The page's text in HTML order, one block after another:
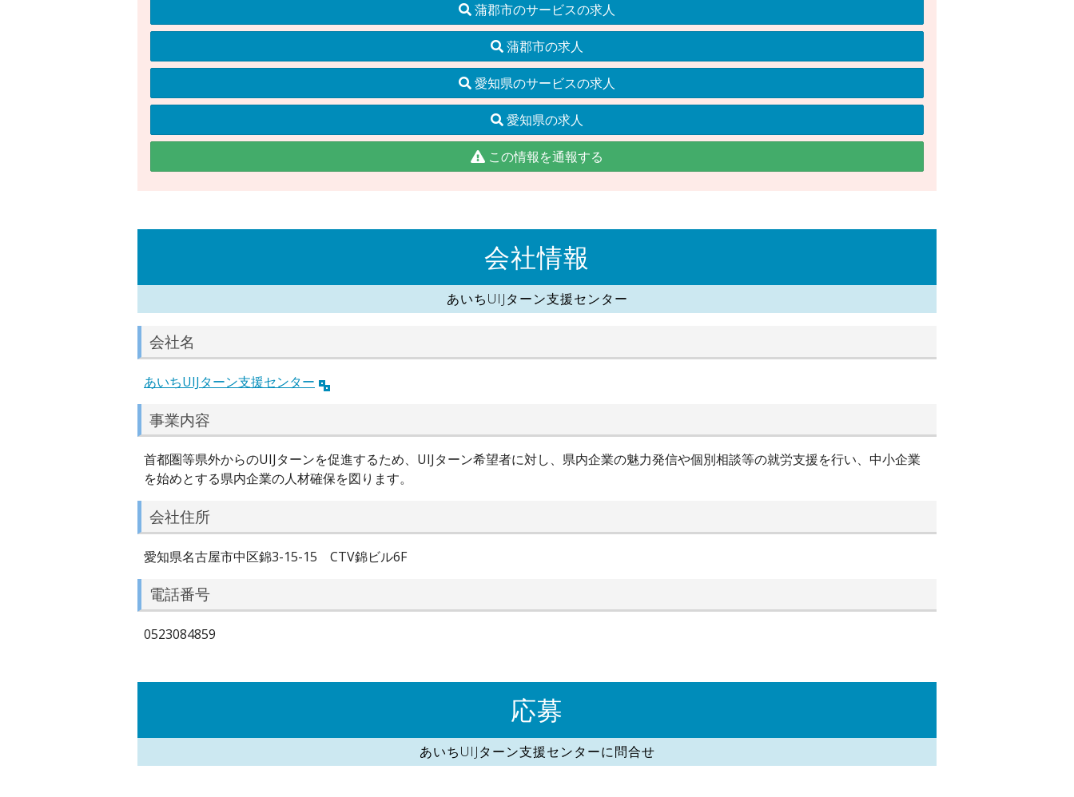
蒲郡市のサービスの求人
蒲郡市の求人
愛知県のサービスの求人
愛知県の求人
この情報を通報する
会社情報
あいちUIJターン支援センター
会社名
あいちUIJターン支援センター
事業内容
首都圏等県外からのUIJターンを促進するため、UIJターン希望者に対し、県内企業の魅力発信や個別相談等の就労支援を行い、中小企業
を始めとする県内企業の人材確保を図ります。
会社住所
愛知県名古屋市中区錦3-15-15 CTV錦ビル6F
電話番号
0523084859
応募
あいちUIJターン支援センターに問合せ